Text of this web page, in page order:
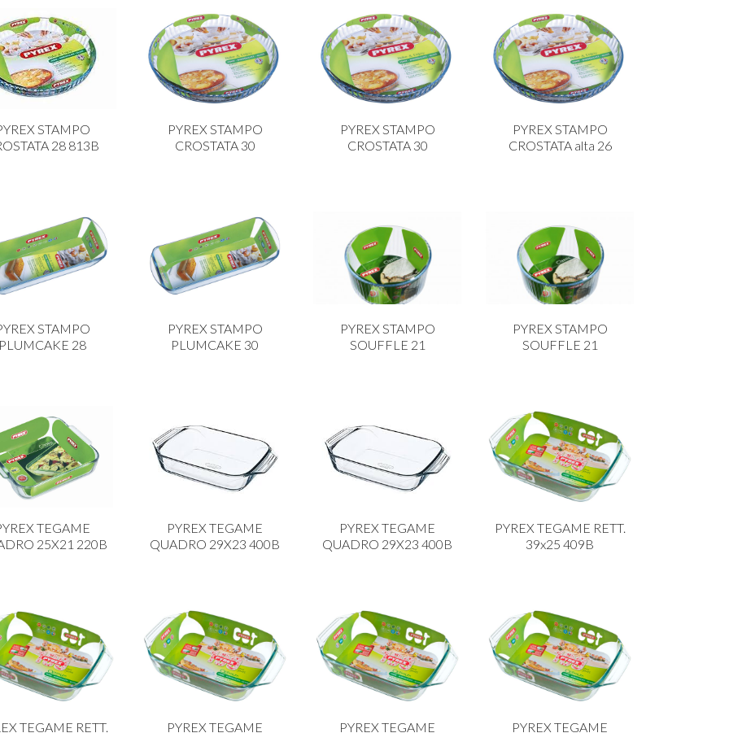
STAMPO
28 813B
PYREX STAMPO
CROSTATA 30
PYREX STAMPO
CROSTATA 30
PYREX STAMPO
CROSTATA alta 26
STAMPO
28
PYREX STAMPO
PLUMCAKE 30
PYREX STAMPO
SOUFFLE 21
PYREX STAMPO
SOUFFLE 21
TEGAME
25X21 220B
PYREX TEGAME
QUADRO 29X23 400B
PYREX TEGAME
QUADRO 29X23 400B
PYREX TEGAME RETT.
39x25 409B
TEGAME RETT. PYREX TEGAME PYREX TEGAME PYREX TEGAME